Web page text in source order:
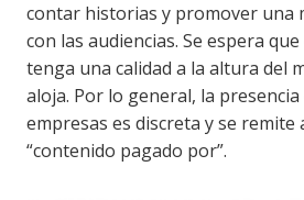
contar historias y promover una
con las audiencias. Se espera
tenga una calidad a la altura del
aloja. Por lo general, la presencia
empresas es discreta y se remite
“contenido pagado por”.